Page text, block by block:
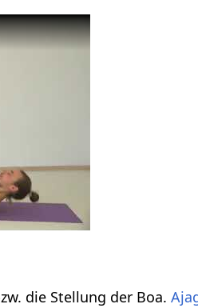
die Stellung der Boa.